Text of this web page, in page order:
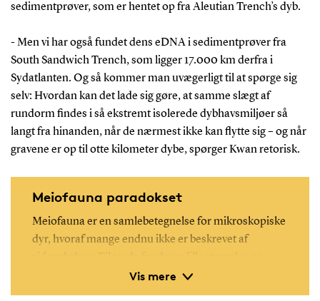
sedimentprøver, som er hentet op fra Aleutian Trench’s dyb.
- Men vi har også fundet dens eDNA i sedimentprøver fra
South Sandwich Trench, som ligger 17.000 km derfra i
Sydatlanten. Og så kommer man uvægerligt til at spørge sig
selv: Hvordan kan det lade sig gøre, at samme slægt af
rundorm findes i så ekstremt isolerede dybhavsmiljøer så
langt fra hinanden, når de nærmest ikke kan flytte sig – og når
gravene er op til otte kilometer dybe, spørger Kwan retorisk.
Vis mere
Meiofauna paradokset
Meiofauna er en samlebetegnelse for mikroskopiske
dyr, hvoraf mange endnu ikke er beskrevet af
ekstremt begrænsede evne til at bevæge sig af egen
kraft, har mange meiofaunale rundorme en